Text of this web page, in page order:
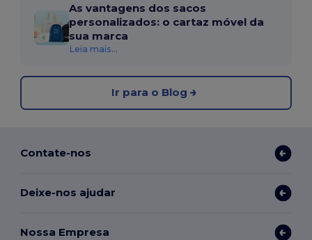
As vantagens dos sacos
personalizados: o cartaz móvel da
sua marca
Leia mais...
Ir para o Blog
Contate-nos
Deixe-nos ajudar
Nossa Empresa